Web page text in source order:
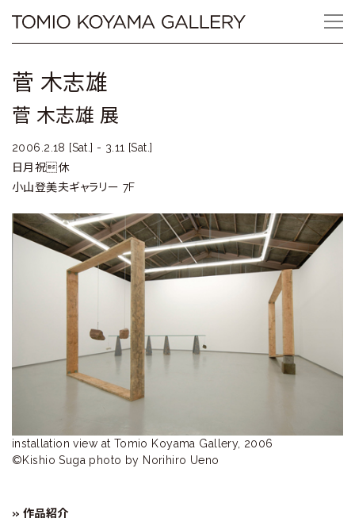
content
Tomio
Gallery
小
山
登
美
ラ
ー
菅 木志雄
菅 木志雄 展
2006.2.18 [Sat.] - 3.11 [Sat.]
日月祝休
小山登美夫ギャラリー 7F
installation view at Tomio Koyama Gallery, 2006
©Kishio Suga photo by Norihiro Ueno
» 作品紹介